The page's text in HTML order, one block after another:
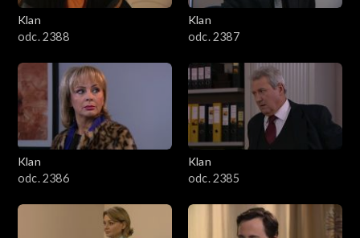
2301–2400
2201–2300
2101–2200
2001–2100
1901–2000
Klan
odc. 2388
Klan
odc. 2387
Klan
odc. 2386
Klan
odc. 2385